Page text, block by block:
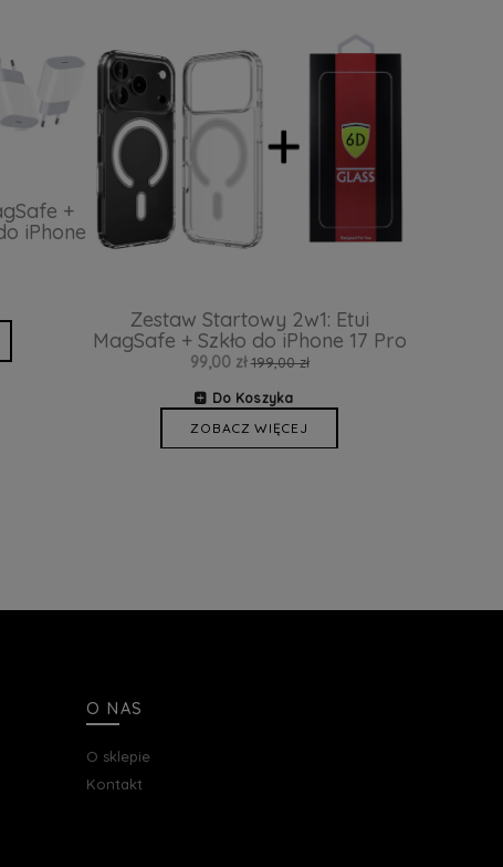
+
iPhone
Zestaw Startowy 2w1: Etui
MagSafe + Szkło do iPhone 17 Pro
99,00 zł 199,00 zł
Do Koszyka
ZOBACZ WIĘCEJ
O NAS
O sklepie
Kontakt